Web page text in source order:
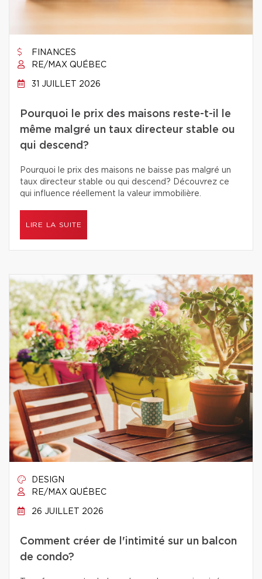
FINANCES
RE/MAX QUÉBEC
31 JUILLET 2026
Pourquoi le prix des maisons reste-t-il le
même malgré un taux directeur stable ou
qui descend?
Pourquoi le prix des maisons ne baisse pas malgré un
taux directeur stable ou qui descend? Découvrez ce
qui influence réellement la valeur immobilière.
LIRE LA SUITE
DESIGN
RE/MAX QUÉBEC
26 JUILLET 2026
Comment créer de l'intimité sur un balcon
de condo?